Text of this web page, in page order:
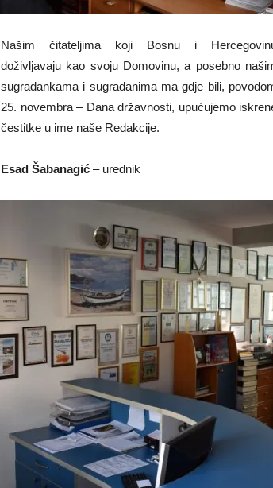
Našim čitateljima koji Bosnu i
doživljavaju kao svoju Domovinu, a posebno
sugrađankama i sugrađanima ma gdje bili,
25. novembra – Dana državnosti, upućujemo
čestitke u ime naše Redakcije.
Esad Šabanagić – urednik